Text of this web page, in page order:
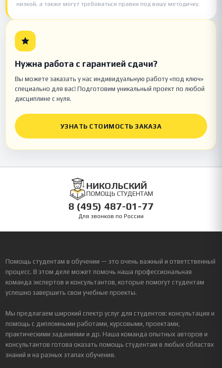
низкой, а также могут требоваться правки под вашу методичку.
Нужна работа с гарантией сдачи?
Вы можете заказать у нас индивидуальную работу «под ключ»
специально для вас! Подготовим уникальный проект по любой
дисциплине с нуля.
УЗНАТЬ СТОИМОСТЬ ЗАКАЗА
НИКОЛЬСКИЙ
ПОМОЩЬ СТУДЕНТАМ
8 (495) 487-01-77
Для звонков по России
Помощь студентам в обучении — это очень важный и ответственный
процесс. В этом деле может помочь наша профессиональная
команда экспертов и консультантов, которые помогут студентам
успешно завершить свои учебные проекты.
Мы предлагаем широкий спектр услуг для студентов: консультация и
помощь с дипломными работами, курсовыми, проектами,
практическими заданиями и др. Наша команда опытных авторов и
консультантов готова оказать помощь студентам в любых областях
знаний и на разных этапах обучения.